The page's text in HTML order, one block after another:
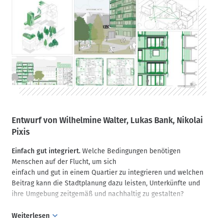
werden, um zur grünen Schwelle zu werden. Es sollten
bautechnisch anspruchsvolle und nachhaltige Konstruktionen
für die grünen bzw. lebendigen Fassadenlösungen zum Einsatz
kommen, die sich in die Umgebung einpassen.
Entwurf von Wilhelmine Walter, Lukas Bank, Nikolai
Pixis
Einfach gut integriert. Welche Bedingungen benötigen
Menschen auf der Flucht, um sich
einfach und gut in einem Quartier zu integrieren und welchen
Beitrag kann die Stadtplanung dazu leisten, Unterkünfte und
ihre Umgebung zeitgemäß und nachhaltig zu gestalten?
Weiterlesen